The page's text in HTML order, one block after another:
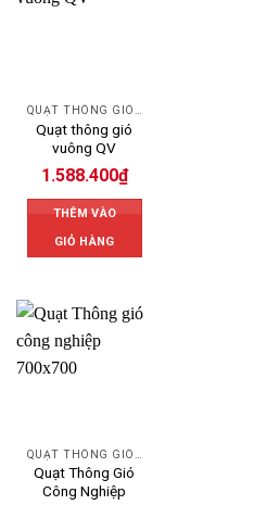
QUẠT THÔNG GIÓ CÔNG NGHIỆP
Quạt thông gió
vuông QV
1.588.400₫
THÊM VÀO
GIỎ HÀNG
Quạt Thông Gió
Công Nghiệp